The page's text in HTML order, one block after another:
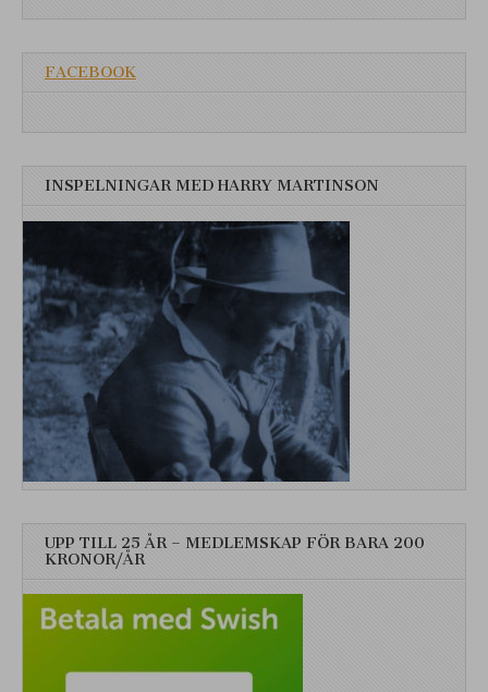
FACEBOOK
INSPELNINGAR MED HARRY MARTINSON
UPP TILL 25 ÅR – MEDLEMSKAP FÖR BARA 200
KRONOR/ÅR